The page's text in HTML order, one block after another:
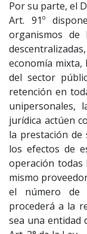
Por su parte, el
Art. 91º
organismos de
economía mixta,
del sector
retención en
unipersonales,
jurídica actúen
la prestación de
los efectos de
operación todas
mismo
el número de
procederá a la
sea una entidad